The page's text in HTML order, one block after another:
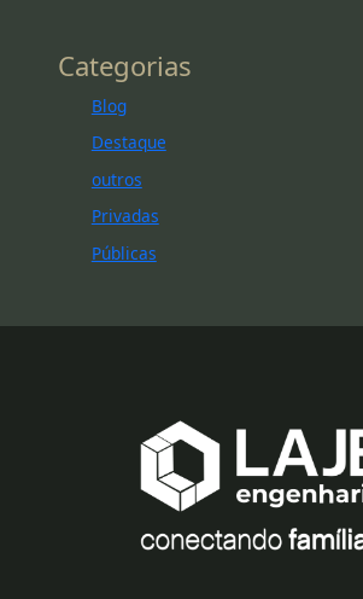
Categorias
Blog
Destaque
outros
Privadas
Públicas